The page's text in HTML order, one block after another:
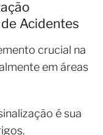
Acidentes
crucial na
em áreas
é sua